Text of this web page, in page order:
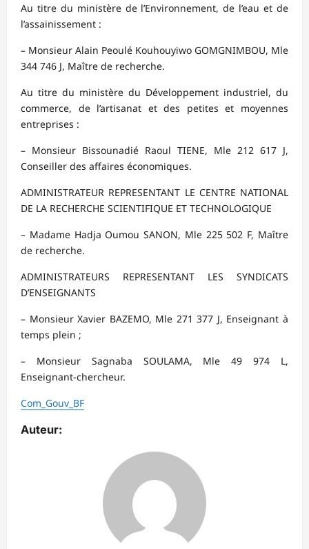
Au titre du ministère de l’Environnement, de l’eau et de
l’assainissement :
– Monsieur Alain Peoulé Kouhouyiwo GOMGNIMBOU, Mle
344 746 J, Maître de recherche.
Au titre du ministère du Développement industriel, du
commerce, de l’artisanat et des petites et moyennes
entreprises :
– Monsieur Bissounadié Raoul TIENE, Mle 212 617 J,
Conseiller des affaires économiques.
ADMINISTRATEUR REPRESENTANT LE CENTRE NATIONAL
DE LA RECHERCHE SCIENTIFIQUE ET TECHNOLOGIQUE
– Madame Hadja Oumou SANON, Mle 225 502 F, Maître
de recherche.
ADMINISTRATEURS REPRESENTANT LES SYNDICATS
D’ENSEIGNANTS
– Monsieur Xavier BAZEMO, Mle 271 377 J, Enseignant à
temps plein ;
– Monsieur Sagnaba SOULAMA, Mle 49 974 L,
Enseignant-chercheur.
Com_Gouv_BF
Auteur: